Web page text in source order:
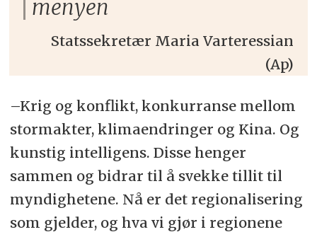
menyen
Statssekretær Maria Varteressian
(Ap)
–Krig og konflikt, konkurranse mellom
stormakter, klimaendringer og Kina. Og
kunstig intelligens. Disse henger
sammen og bidrar til å svekke tillit til
myndighetene. Nå er det regionalisering
som gjelder, og hva vi gjør i regionene